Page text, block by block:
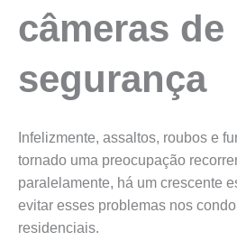
câmeras de
segurança
Infelizmente, assaltos, roubos e
tornado uma preocupação
paralelamente, há um crescente
evitar esses problemas nos
residenciais.